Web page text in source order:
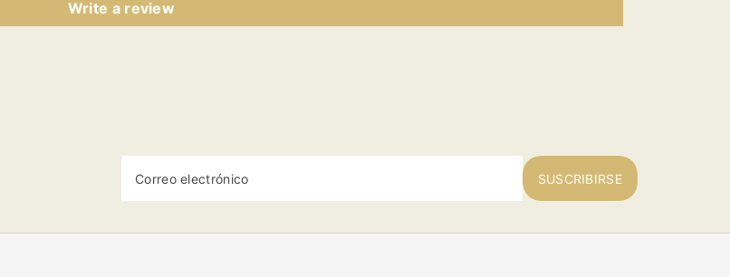
Write a review
Correo electrónico SUSCRIBIRSE